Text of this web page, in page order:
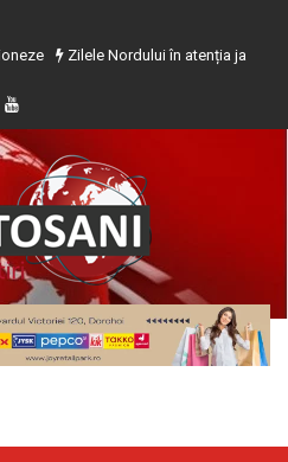
Zilele Nordului în atenția jandarmilor